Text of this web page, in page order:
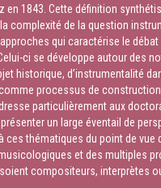
en 1843. Cette définition
complexité de la question
qui caractérise le débat
ci se développe autour des
historique, d’instrumentalité
processus de
particulièrement aux
un large éventail de
ces thématiques du point de vue
et des multiples
compositeurs, interprètes